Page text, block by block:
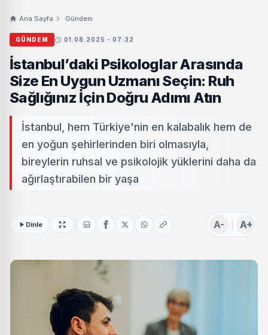
Ana Sayfa Gündem
GÜNDEM 01.08.2025 - 07:32
İstanbul’daki Psikologlar Arasında
Size En Uygun Uzmanı Seçin: Ruh
Sağlığınız İçin Doğru Adımı Atın
İstanbul, hem Türkiye'nin en kalabalık hem de
en yoğun şehirlerinden biri olmasıyla,
bireylerin ruhsal ve psikolojik yüklerini daha da
ağırlaştırabilen bir yaşa
Dinle A- A+